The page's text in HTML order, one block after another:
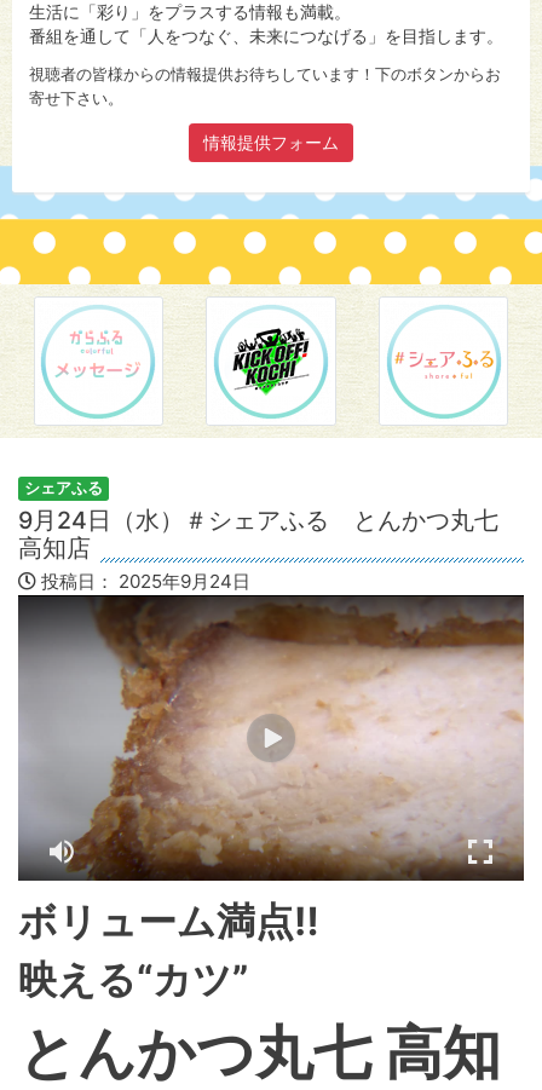
生活に「彩り」をプラスする情報も満載。
番組を通して「人をつなぐ、未来につなげる」を目指します。
視聴者の皆様からの情報提供お待ちしています！下のボタンからお
寄せ下さい。
情報提供フォーム
シェアふる
9月24日（水）＃シェアふる とんかつ丸七
高知店
投稿日： 2025年9月24日
ボリューム満点‼︎
映える“カツ”
とんかつ丸七 高知